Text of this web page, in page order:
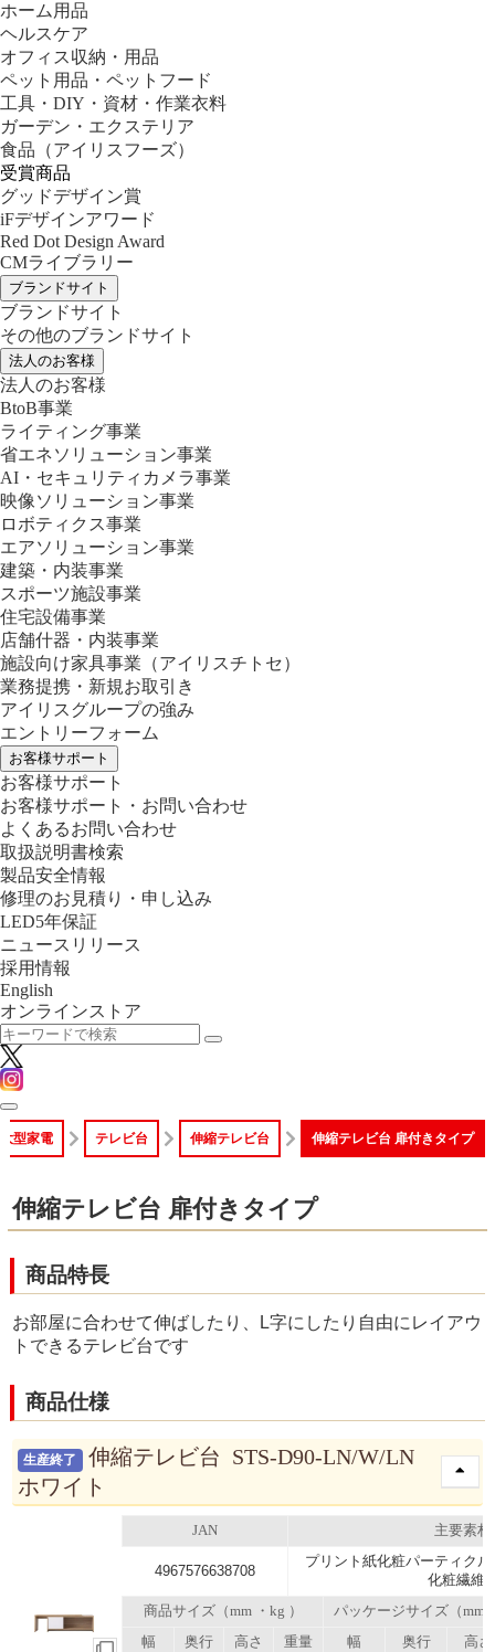
ホーム用品
ヘルスケア
オフィス収納・用品
ペット用品・ペットフード
工具・DIY・資材・作業衣料
ガーデン・エクステリア
食品 （アイリスフーズ）
受賞商品
グッドデザイン賞
iFデザインアワード
Red Dot Design Award
CMライブラリー
ブランドサイト
ブランドサイト
その他のブランドサイト
法人のお客様
法人のお客様
BtoB事業
ライティング事業
省エネソリューション事業
AI・セキュリティカメラ事業
映像ソリューション事業
ロボティクス事業
エアソリューション事業
建築・内装事業
スポーツ施設事業
住宅設備事業
店舗什器・内装事業
施設向け家具事業 （アイリスチトセ）
業務提携・新規お取引き
アイリスグループの強み
エントリーフォーム
お客様サポート
お客様サポート
お客様サポート・お問い合わせ
よくあるお問い合わせ
取扱説明書検索
製品安全情報
修理のお見積り・申し込み
LED5年保証
ニュースリリース
採用情報
English
オンラインストア
大型家電 テレビ台 伸縮テレビ台 伸縮テレビ台 扉付きタイプ
伸縮テレビ台 扉付きタイプ
商品特長
お部屋に合わせて伸ばしたり、L字にしたり自由にレイアウ
トできるテレビ台です
商品仕様
生産終了
伸縮テレビ台 STS-D90-LN/W/LN
ホワイト
JAN 主要素材
4967576638708
プリント紙化粧パーティク
化粧繊維
商品サイズ（mm ・kg ）
パッケージサイズ（mm
幅
奥行 高さ 重量 幅 奥行 高さ